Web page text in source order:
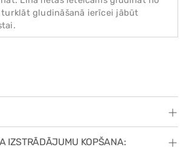
turklāt gludināšanā ierīcei jābūt
IZSTRĀDĀJUMU KOPŠANA: